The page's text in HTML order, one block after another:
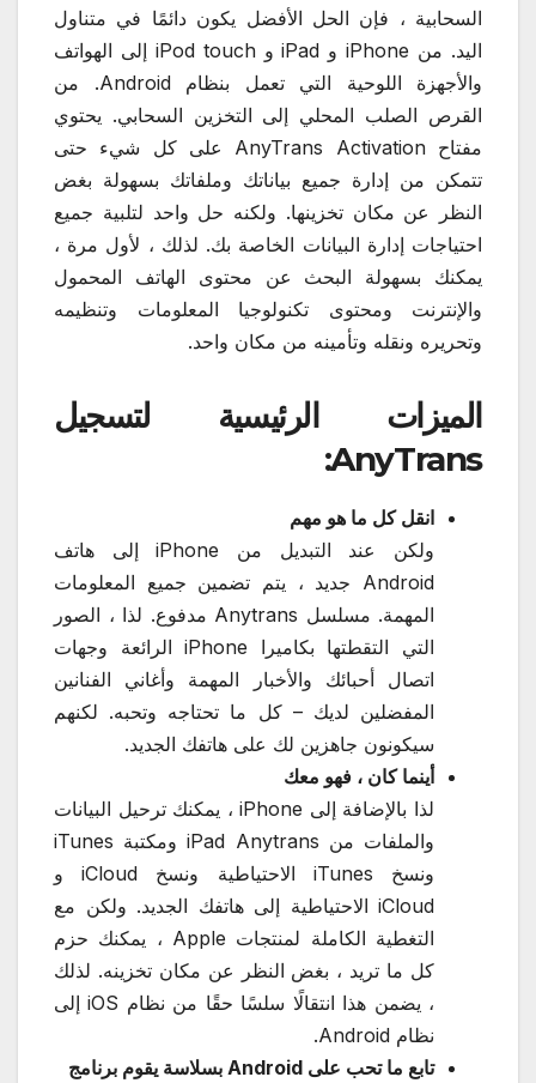
السحابية ، فإن الحل الأفضل يكون دائمًا في متناول
اليد. من iPhone و iPad و iPod touch إلى الهواتف
والأجهزة اللوحية التي تعمل بنظام Android. من
القرص الصلب المحلي إلى التخزين السحابي. يحتوي
مفتاح AnyTrans Activation على كل شيء حتى
تتمكن من إدارة جميع بياناتك وملفاتك بسهولة بغض
النظر عن مكان تخزينها. ولكنه حل واحد لتلبية جميع
احتياجات إدارة البيانات الخاصة بك. لذلك ، لأول مرة ،
يمكنك بسهولة البحث عن محتوى الهاتف المحمول
والإنترنت ومحتوى تكنولوجيا المعلومات وتنظيمه
وتحريره ونقله وتأمينه من مكان واحد.
الميزات الرئيسية لتسجيل
AnyTrans:
انقل كل ما هو مهم
ولكن عند التبديل من iPhone إلى هاتف
Android جديد ، يتم تضمين جميع المعلومات
المهمة. مسلسل Anytrans مدفوع. لذا ، الصور
التي التقطتها بكاميرا iPhone الرائعة وجهات
اتصال أحبائك والأخبار المهمة وأغاني الفنانين
المفضلين لديك – كل ما تحتاجه وتحبه. لكنهم
سيكونون جاهزين لك على هاتفك الجديد.
أينما كان ، فهو معك
لذا بالإضافة إلى iPhone ، يمكنك ترحيل البيانات
والملفات من iPad Anytrans ومكتبة iTunes
ونسخ iTunes الاحتياطية ونسخ iCloud و
iCloud الاحتياطية إلى هاتفك الجديد. ولكن مع
التغطية الكاملة لمنتجات Apple ، يمكنك حزم
كل ما تريد ، بغض النظر عن مكان تخزينه. لذلك
، يضمن هذا انتقالًا سلسًا حقًا من نظام iOS إلى
نظام Android.
تابع ما تحب على Android بسلاسة يقوم برنامج